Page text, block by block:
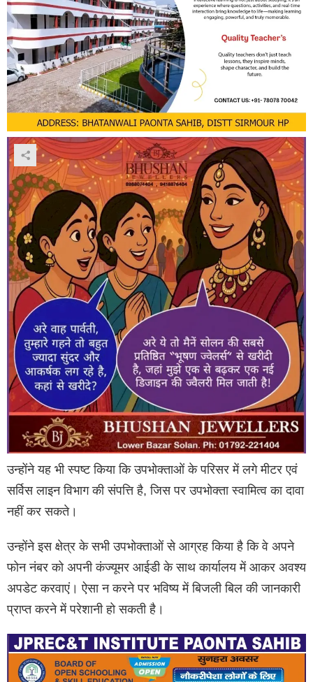
उन्होंने यह भी स्पष्ट किया कि उपभोक्ताओं के परिसर में लगे मीटर एवं
सर्विस लाइन विभाग की संपत्ति है, जिस पर उपभोक्ता स्वामित्व का दावा
नहीं कर सकते।
उन्होंने इस क्षेत्र के सभी उपभोक्ताओं से आग्रह किया है कि वे अपने
फोन नंबर को अपनी कंज्यूमर आईडी के साथ कार्यालय में आकर अवश्य
अपडेट करवाएं। ऐसा न करने पर भविष्य में बिजली बिल की जानकारी
प्राप्त करने में परेशानी हो सकती है।